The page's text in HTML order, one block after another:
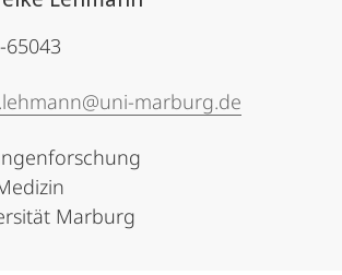
65043
marburg.de
Marburg